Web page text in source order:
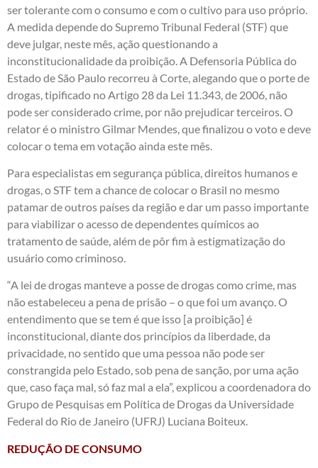
ser tolerante com o consumo e com o cultivo para uso próprio.
A medida depende do Supremo Tribunal Federal (STF) que
deve julgar, neste mês , ação questionando a
inconstitucionalidade da proibição. A Defensoria Pública do
Estado de São Paulo recorreu à Corte, alegando que o porte de
drogas, tipificado no Artigo 28 da Lei 11.343, de 2006, não
pode ser considerado crime, por não prejudicar terceiros. O
relator é o ministro Gilmar Mendes, que finalizou o voto e deve
colocar o tema em votação ainda este mês.
Para especialistas em segurança pública, direitos humanos e
drogas, o STF tem a chance de colocar o Brasil no mesmo
patamar de outros países da região e dar um passo importante
para viabilizar o acesso de dependentes químicos ao
tratamento de saúde, além de pôr fim à estigmatização do
usuário como criminoso.
“A lei de drogas manteve a posse de drogas como crime, mas
não estabeleceu a pena de prisão – o que foi um avanço. O
entendimento que se tem é que isso [a proibição] é
inconstitucional, diante dos princípios da liberdade, da
privacidade, no sentido que uma pessoa não pode ser
constrangida pelo Estado, sob pena de sanção, por uma ação
que, caso faça mal, só faz mal a ela”, explicou a coordenadora do
Grupo de Pesquisas em Política de Drogas da Universidade
Federal do Rio de Janeiro (UFRJ) Luciana Boiteux.
REDUÇÃO DE CONSUMO